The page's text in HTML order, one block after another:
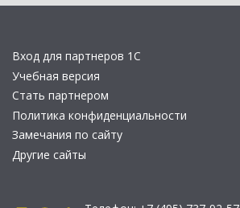
Вход для партнеров 1С
Учебная версия
Стать партнером
Политика конфиденциальности
Замечания по сайту
Другие сайты